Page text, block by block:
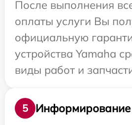
После выполнения
оплаты услуги Вы
официальную
устройства Yamaha
виды работ и
5
Информирование